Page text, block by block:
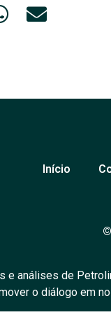
Início
e análises de
o diálogo em